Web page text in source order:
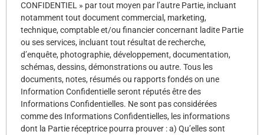
CONFIDENTIEL » par tout moyen par l’autre Partie, incluant
notamment tout document commercial, marketing,
technique, comptable et/ou financier concernant ladite Partie
ou ses services, incluant tout résultat de recherche,
d’enquête, photographie, développement, documentation,
schémas, dessins, démonstrations ou autre. Tous les
documents, notes, résumés ou rapports fondés on une
Information Confidentielle seront réputés être des
Informations Confidentielles. Ne sont pas considérées
comme des Informations Confidentielles, les informations
dont la Partie réceptrice pourra prouver : a) Qu’elles sont